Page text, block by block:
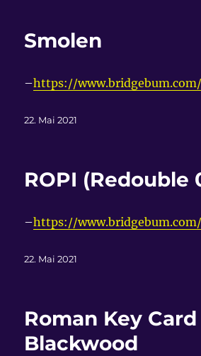
Smolen
–https://
Veröffentlicht
22. Mai 2021
ROPI (Redouble
–https://
Veröffentlicht
22. Mai 2021
Roman Key Card
Blackwood